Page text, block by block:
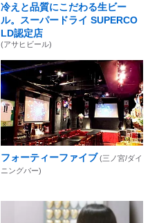
冷えと品質にこだわる生ビー
ル。スーパードライ SUPERCO
LD認定店
(アサヒビール)
フォーティーファイブ (三ノ宮/ダイ
ニングバー)